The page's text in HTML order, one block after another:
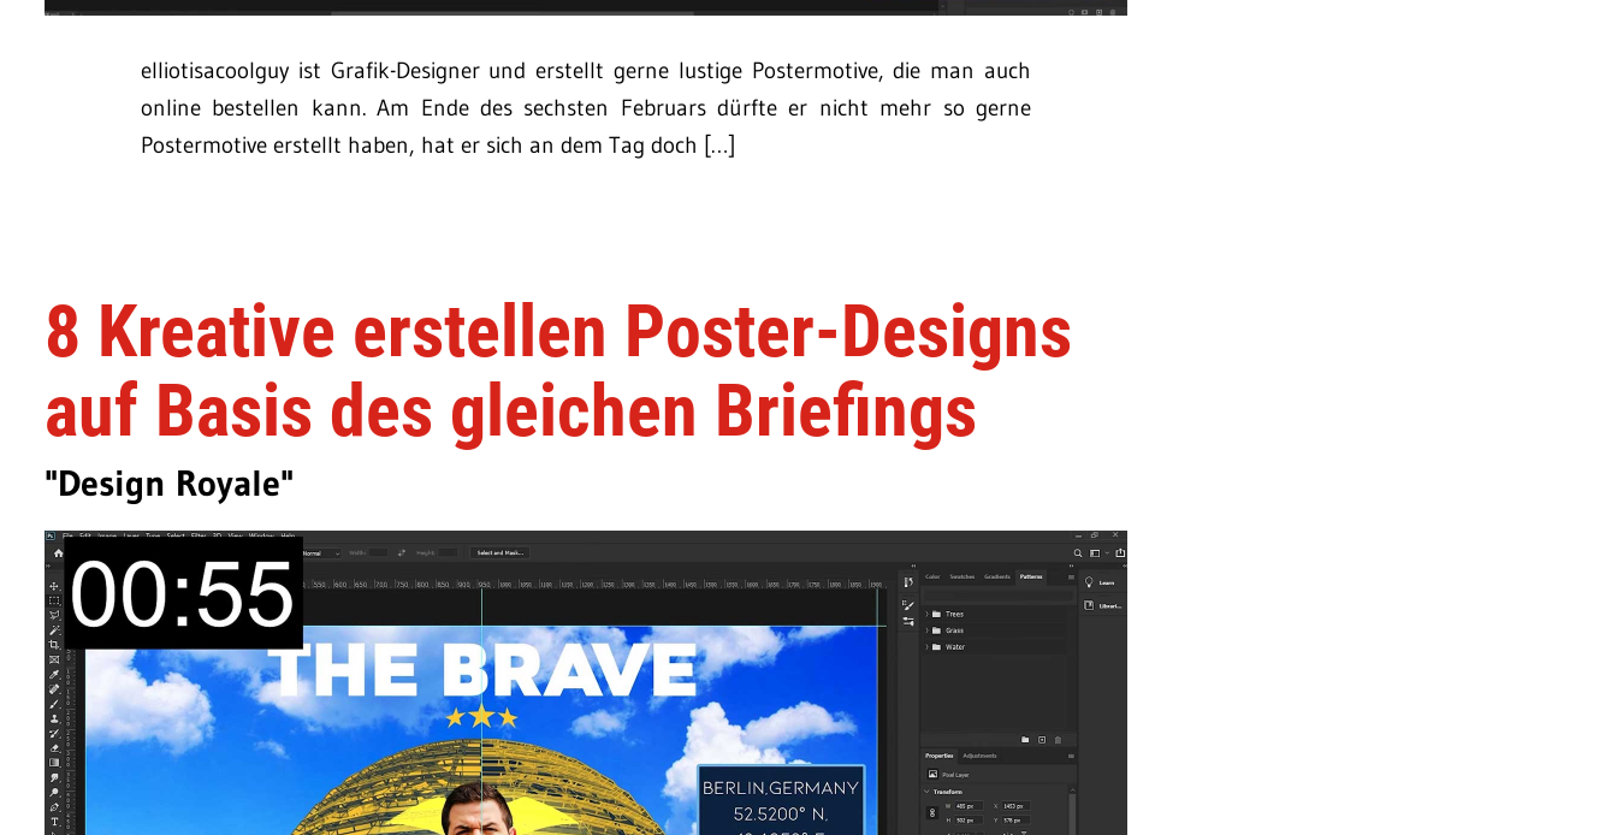
elliotisacoolguy ist Grafik-Designer und erstellt gerne lustige Postermotive, die man auch
online bestellen kann. Am Ende des sechsten Februars dürfte er nicht mehr so gerne
Postermotive erstellt haben, hat er sich an dem Tag doch […]
8 Kreative erstellen Poster-Designs
auf Basis des gleichen Briefings
"Design Royale"